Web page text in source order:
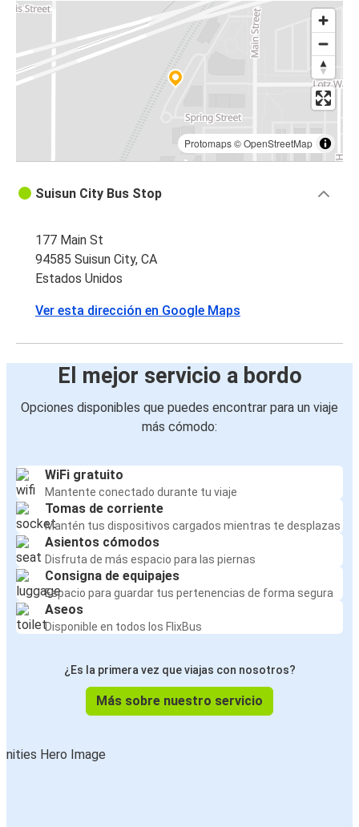
Protomaps©OpenStreetMap
Suisun City Bus Stop
177 Main St
94585 Suisun City, CA
Estados Unidos
Ver esta dirección en Google Maps
El mejor servicio a bordo
Opciones disponibles que puedes encontrar para un viaje
más cómodo:
WiFi gratuito
Mantente conectado durante tu viaje
Tomas de corriente
Mantén tus dispositivos cargados mientras te desplazas
Asientos cómodos
Disfruta de más espacio para las piernas
Consigna de equipajes
Espacio para guardar tus pertenencias de forma segura
Aseos
Disponible en todos los FlixBus
¿Es la primera vez que viajas con nosotros?
Más sobre nuestro servicio